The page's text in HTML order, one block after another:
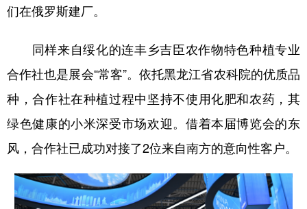
们在俄罗斯建厂。
同样来自绥化的连丰乡吉臣农作物特色种植专业
合作社也是展会“常客”。依托黑龙江省农科院的优质品
种，合作社在种植过程中坚持不使用化肥和农药，其
绿色健康的小米深受市场欢迎。借着本届博览会的东
风，合作社已成功对接了2位来自南方的意向性客户。